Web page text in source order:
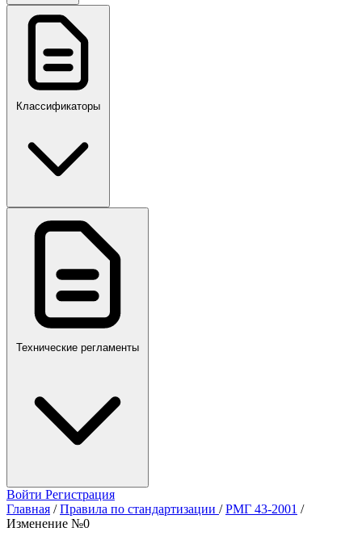
ГОСТ, ГОСТ Р, ПНСТ
ПР,Р,ПМГ,РМГ
Классификаторы
Технические регламенты
Войти Регистрация
Главная / Правила по стандартизации / РМГ 43-2001 /
Изменение №0